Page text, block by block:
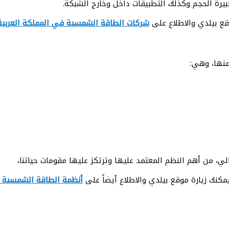
الحجم وكذلك التطبيقات داخل وخارج الشبكة.
بيلدي والاطلاع علىشركات الطاقة الشمسية في المملكة
وهي:
من أهم النظم المعتمد عليها وترتكز عليها مقومات حياتنا،
زيارة موقع بيلدي والاطلاع أيضاً علىأنظمة الطاقة